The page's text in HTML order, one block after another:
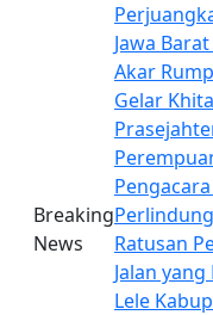
Breaking
News
Jawa
Akar
Gelar
Ratusan
Jalan
Lele